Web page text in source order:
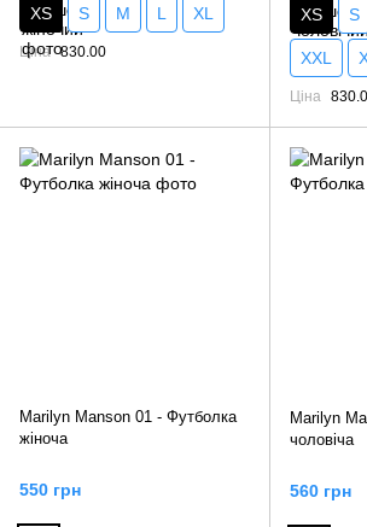
XS S M L XL
Ціна 830.00
XS S
XXL
Ціна
Marilyn Manson 01 - Футболка
жіноча
550 грн
Marilyn
чоловіча
560 грн